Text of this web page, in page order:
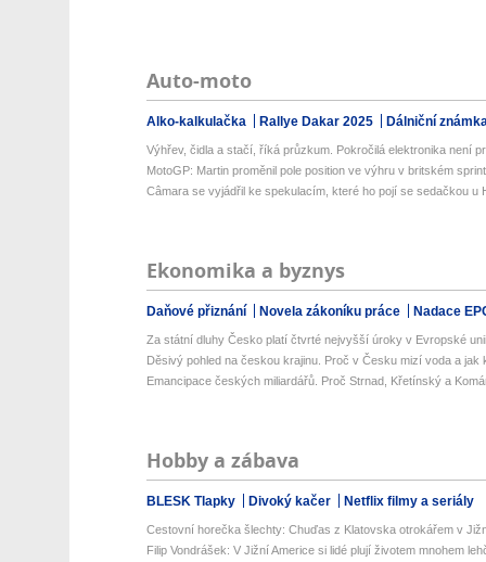
Auto-moto
Alko-kalkulačka Rallye Dakar 2025 Dálniční
Výhřev, čidla a stačí, říká průzkum. Pokročilá elektronika není
MotoGP: Martin proměnil pole position ve výhru v britském
Câmara se vyjádřil ke spekulacím, které ho pojí se sedačkou u
Ekonomika a byznys
Daňové přiznání Novela zákoníku práce Nadace
Za státní dluhy Česko platí čtvrté nejvyšší úroky v Evropské unii
Děsivý pohled na českou krajinu. Proč v Česku mizí voda a jak
Emancipace českých miliardářů. Proč Strnad, Křetínský a
Hobby a zábava
BLESK Tlapky Divoký kačer Netflix filmy a seriály
Cestovní horečka šlechty: Chuďas z Klatovska otrokářem v
Filip Vondrášek: V Jižní Americe si lidé plují životem mnohem